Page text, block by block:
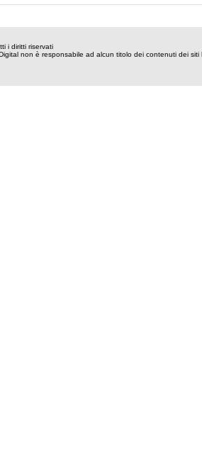
i diritti riservati
non è responsabile ad alcun titolo dei contenuti dei siti